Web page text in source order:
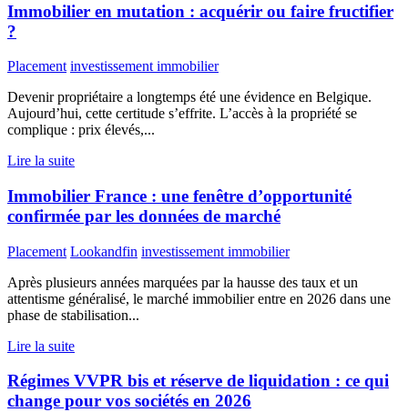
Immobilier en mutation : acquérir ou faire fructifier
?
Placement investissement immobilier
Devenir propriétaire a longtemps été une évidence en Belgique.
Aujourd’hui, cette certitude s’effrite. L’accès à la propriété se
complique : prix élevés,...
Lire la suite
Immobilier France : une fenêtre d’opportunité
confirmée par les données de marché
Placement Lookandfin investissement immobilier
Après plusieurs années marquées par la hausse des taux et un
attentisme généralisé, le marché immobilier entre en 2026 dans une
phase de stabilisation...
Lire la suite
Régimes VVPR bis et réserve de liquidation : ce qui
change pour vos sociétés en 2026